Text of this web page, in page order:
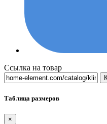
Ссылка на товар
Таблица размеров
×